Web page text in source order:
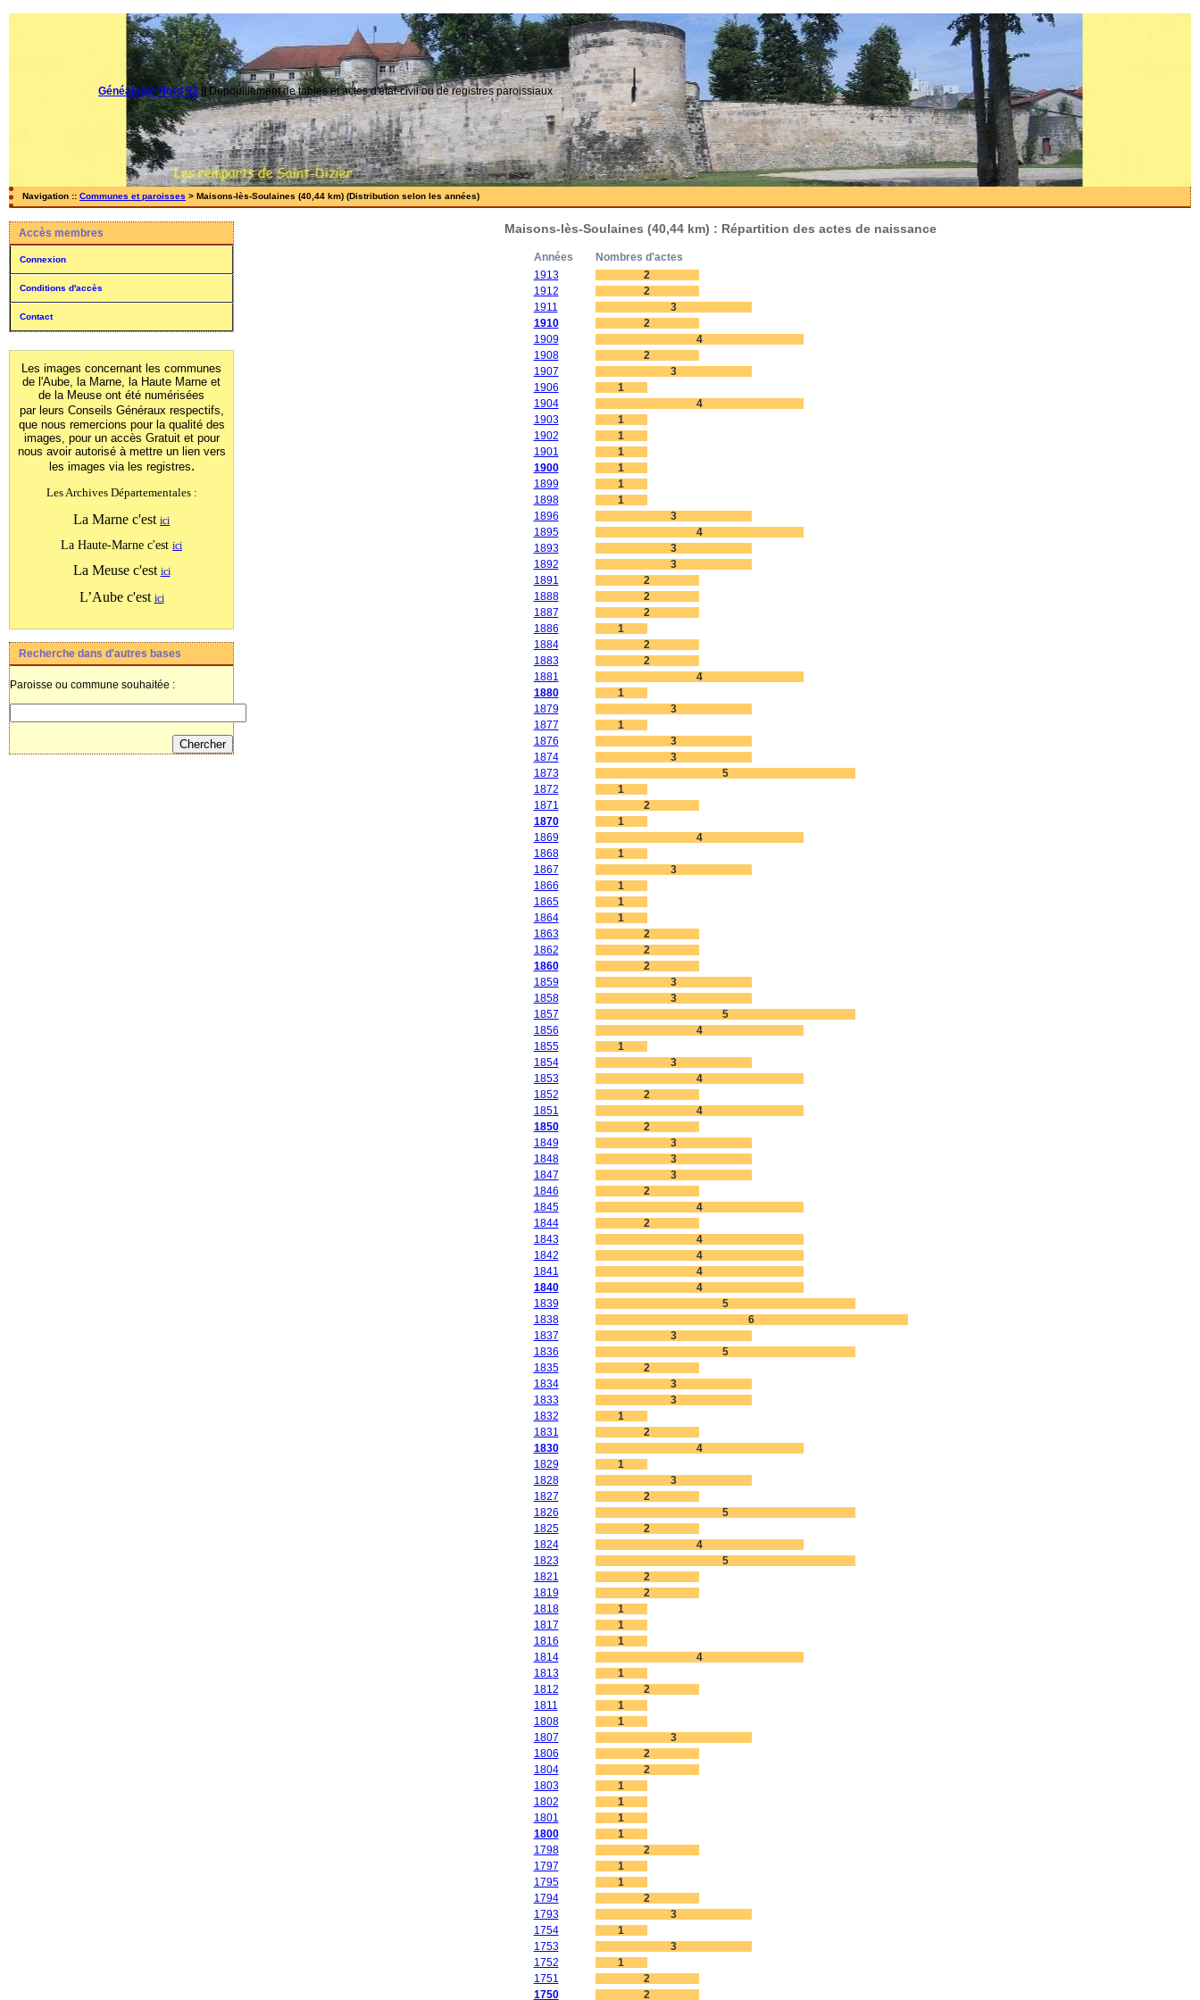
Généalogie Nord 52|| Dépouillement de tables et actes d'état-civil ou de registres paroissiaux
Navigation :: Communes et paroisses > Maisons-lès-Soulaines (40,44 km) (Distribution selon les années)
Accès membres
Connexion
Conditions d'accès
Contact
Les images concernant les communes
de l'Aube, la Marne, la Haute Marne et
de la Meuse ont été numérisées
par leurs Conseils Généraux respectifs,
que nous remercions pour la qualité des
images, pour un accès Gratuit et pour
nous avoir autorisé à mettre un lien vers
les images via les registres.
Les Archives Départementales :
La Marne c'est ici
La Haute-Marne c'est ici
La Meuse c'est ici
L’Aube c'est ici
Recherche dans d'autres bases
Paroisse ou commune souhaitée :
Maisons-lès-Soulaines (40,44 km) : Répartition des actes de naissance
Années
Nombres d'actes
1913
2
1912
2
1911
3
1910
2
1909
4
1908
2
1907
3
1906
1
1904
4
1903
1
1902
1
1901
1
1900
1
1899
1
1898
1
1896
3
1895
4
1893
3
1892
3
1891
2
1888
2
1887
2
1886
1
1884
2
1883
2
1881
4
1880
1
1879
3
1877
1
1876
3
1874
3
1873
5
1872
1
1871
2
1870
1
1869
4
1868
1
1867
3
1866
1
1865
1
1864
1
1863
2
1862
2
1860
2
1859
3
1858
3
1857
5
1856
4
1855
1
1854
3
1853
4
1852
2
1851
4
1850
2
1849
3
1848
3
1847
3
1846
2
1845
4
1844
2
1843
4
1842
4
1841
4
1840
4
1839
5
1838
6
1837
3
1836
5
1835
2
1834
3
1833
3
1832
1
1831
2
1830
4
1829
1
1828
3
1827
2
1826
5
1825
2
1824
4
1823
5
1821
2
1819
2
1818
1
1817
1
1816
1
1814
4
1813
1
1812
2
1811
1
1808
1
1807
3
1806
2
1804
2
1803
1
1802
1
1801
1
1800
1
1798
2
1797
1
1795
1
1794
2
1793
3
1754
1
1753
3
1752
1
1751
2
1750
2